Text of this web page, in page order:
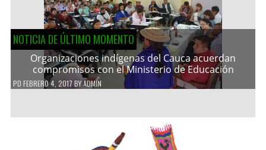
NOTICIA DE ÚLTIMO MOMENTO
Organizaciones indígenas del Cauca acuerdan
compromisos con el Ministerio de Educación
PD FEBRERO 4, 2017 BYADMIN